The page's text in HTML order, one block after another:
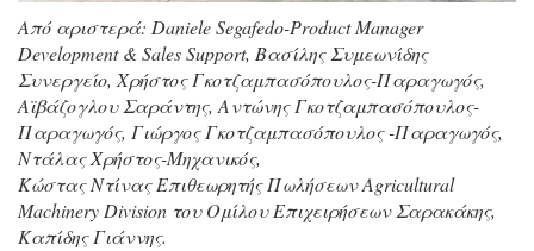
Από αριστερά: Daniele Segafedo-Product Manager
Development & Sales Support, Βασίλης Συμεωνίδης
Συνεργείο, Χρήστος Γκοτζαμπασόπουλος-Παραγωγός,
Αϊβάζογλου Σαράντης, Αντώνης Γκοτζαμπασόπουλος-
Παραγωγός, Γιώργος Γκοτζαμπασόπουλος -Παραγωγός,
Ντάλας Χρήστος-Μηχανικός,
Κώστας Ντίνας Επιθεωρητής Πωλήσεων Agricultural
Machinery Division του Oμίλου Eπιχειρήσεων Σαρακάκης,
Καπίδης Γιάννης.